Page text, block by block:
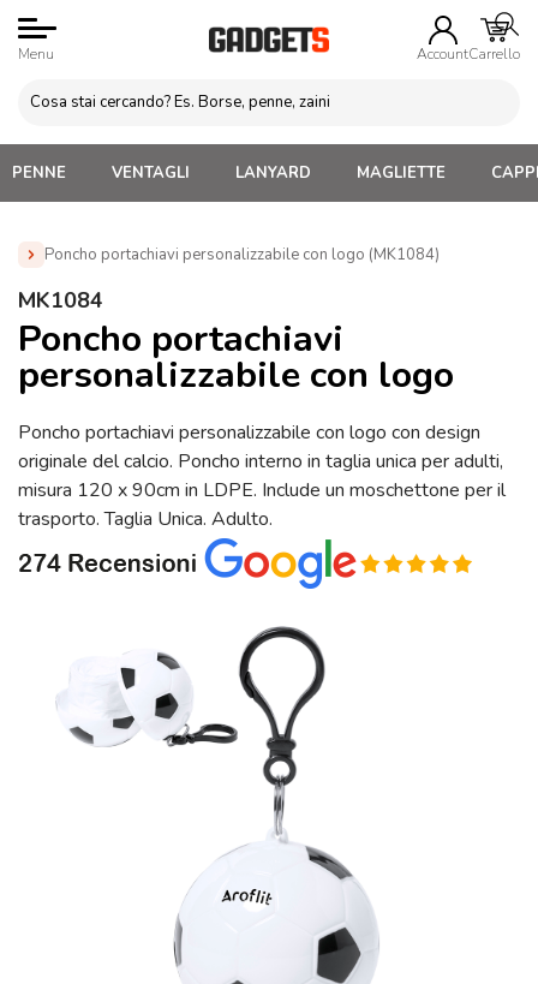
Menu AccountCarrello
PENNE VENTAGLI LANYARD MAGLIETTE
Poncho portachiavi personalizzabile con logo (MK1084)
Home »
(MK1084)
MK1084
Poncho portachiavi
personalizzabile con logo
Poncho portachiavi personalizzabile con logo con design
originale del calcio. Poncho interno in taglia unica per adulti,
misura 120 x 90cm in LDPE. Include un moschettone per il
trasporto. Taglia Unica. Adulto.